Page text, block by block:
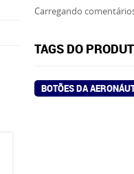
Carregando
TAGS DO
BOTÕES DA